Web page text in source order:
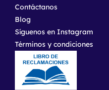
Contáctanos
Blog
Síguenos en Instagram
Términos y condiciones